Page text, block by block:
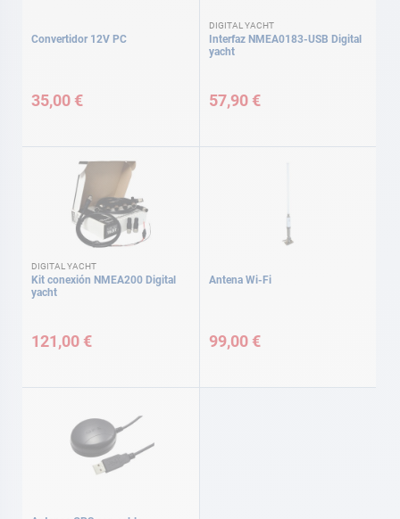
Convertidor 12V PC
35,00 €
DIGITAL YACHT
Interfaz NMEA0183-USB Digital
yacht
57,90 €
DIGITAL YACHT
Kit conexión NMEA200 Digital
yacht
121,00 €
Antena Wi-Fi
99,00 €